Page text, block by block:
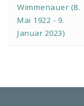
Wimmenauer (8.
Mai 1922 - 9.
Januar 2023)